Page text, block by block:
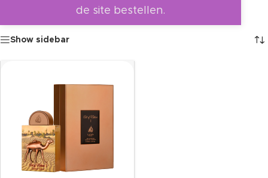
de site bestellen.
Show sidebar